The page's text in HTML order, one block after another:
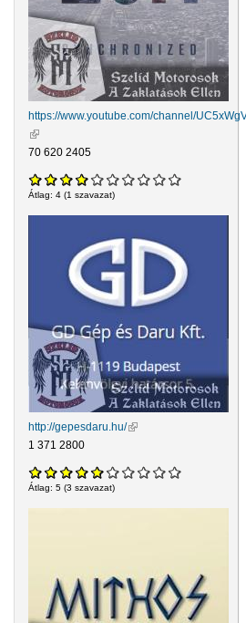
https://www.youtube.com/channel/
(külső hivatkozás)
70 620 2405
Átlag: 4 (1 szavazat)
http://gepesdaru.hu/(külső hivatkozás)
1 371 2800
Átlag: 5 (3 szavazat)